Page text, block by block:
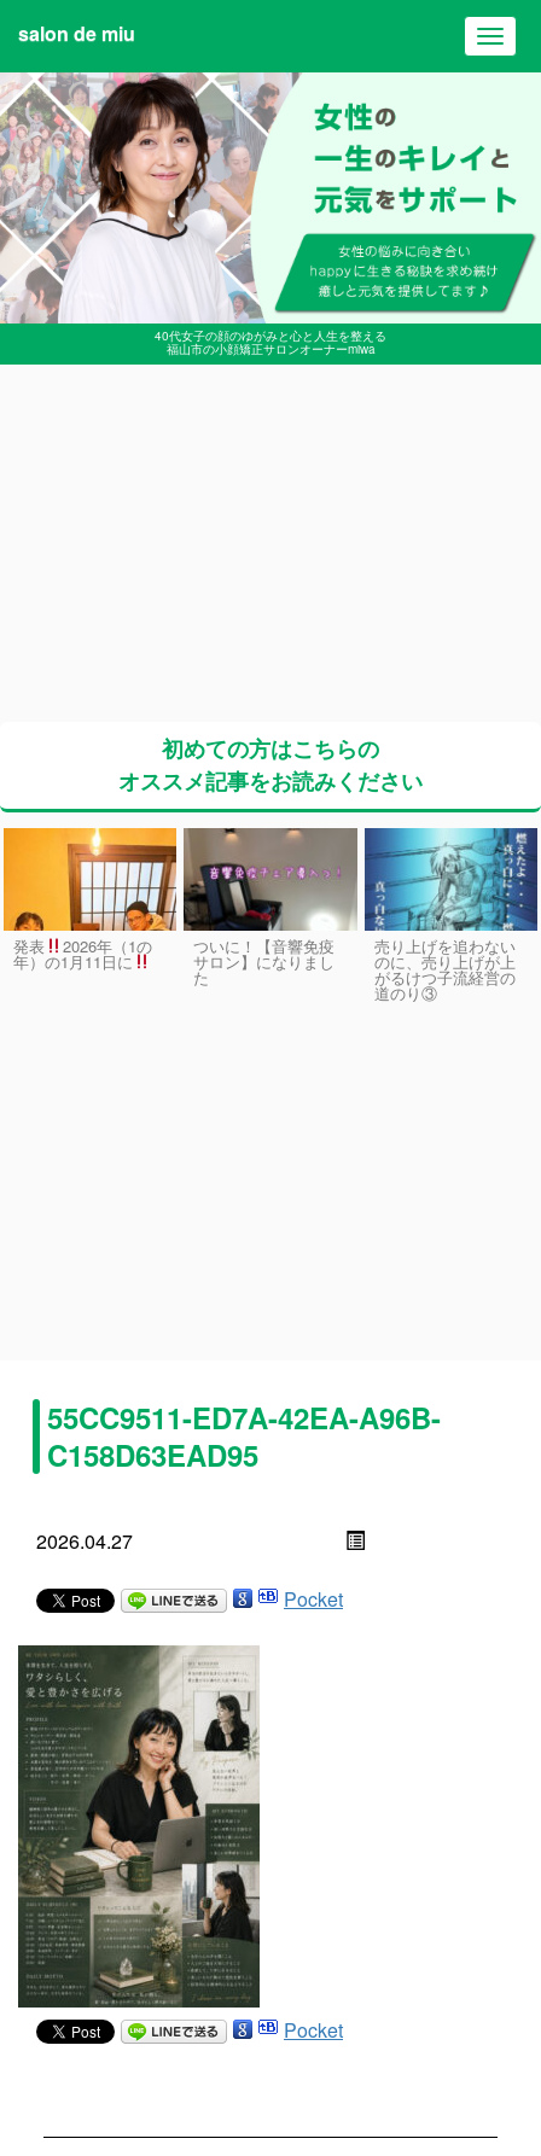
40代女子の顔のゆがみと心と人生を整える
福山市の小顔矯正サロンオーナーmiwa
salon de miu
初めての方はこちらの
オススメ記事をお読みください
発表 2026年（1の
年）の1月11日に
ついに！【音響免疫
サロン】になりまし
た
売り上げを追わない
のに、売り上げが上
がるけつ子流経営の
道のり③
55CC9511-ED7A-42EA-A96B-
C158D63EAD95
2026.04.27
Pocket
Pocket